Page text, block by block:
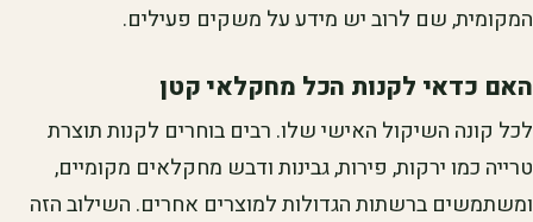
המקומית, שם לרוב יש מידע על משקים פעילים.
האם כדאי לקנות הכל מחקלאי קטן
לכל קונה השיקול האישי שלו. רבים בוחרים לקנות תוצרת
טרייה כמו ירקות, פירות, גבינות ודבש מחקלאים מקומיים,
ומשתמשים ברשתות הגדולות למוצרים אחרים. השילוב הזה